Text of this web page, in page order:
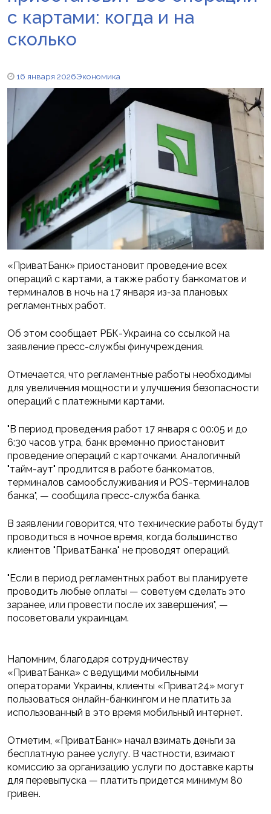
с картами: когда и на
сколько
16 января 2026Экономика
«ПриватБанк» приостановит проведение всех
операций с картами, а также работу банкоматов и
терминалов в ночь на 17 января из-за плановых
регламентных работ.
Об этом сообщает РБК-Украина со ссылкой на
заявление пресс-службы финучреждения.
Отмечается, что регламентные работы необходимы
для увеличения мощности и улучшения безопасности
операций с платежными картами.
"В период проведения работ 17 января с 00:05 и до
6:30 часов утра, банк временно приостановит
проведение операций с карточками. Аналогичный
"тайм-аут" продлится в работе банкоматов,
терминалов самообслуживания и POS-терминалов
банка", — сообщила пресс-служба банка.
В заявлении говорится, что технические работы будут
проводиться в ночное время, когда большинство
клиентов "ПриватБанка" не проводят операций.
"Если в период регламентных работ вы планируете
проводить любые оплаты — советуем сделать это
заранее, или провести после их завершения", —
посоветовали украинцам.
Напомним, благодаря сотрудничеству
«ПриватБанка» с ведущими мобильными
операторами Украины, клиенты «Приват24» могут
пользоваться онлайн-банкингом и не платить за
использованный в это время мобильный интернет.
Отметим, «ПриватБанк» начал взимать деньги за
бесплатную ранее услугу. В частности, взимают
комиссию за организацию услуги по доставке карты
для перевыпуска — платить придется минимум 80
гривен.